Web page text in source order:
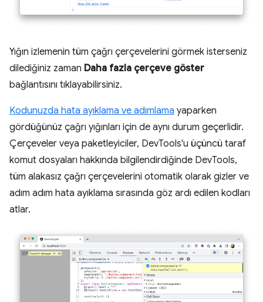
Yığın izlemenin tüm çağrı çerçevelerini görmek isterseniz
dilediğiniz zaman Daha fazla çerçeve göster
bağlantısını tıklayabilirsiniz.
Kodunuzda hata ayıklama ve adımlama yaparken
gördüğünüz çağrı yığınları için de aynı durum geçerlidir.
Çerçeveler veya paketleyiciler, DevTools'u üçüncü taraf
komut dosyaları hakkında bilgilendirdiğinde DevTools,
tüm alakasız çağrı çerçevelerini otomatik olarak gizler ve
adım adım hata ayıklama sırasında göz ardı edilen kodları
atlar.